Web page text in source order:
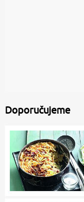
Doporučujeme